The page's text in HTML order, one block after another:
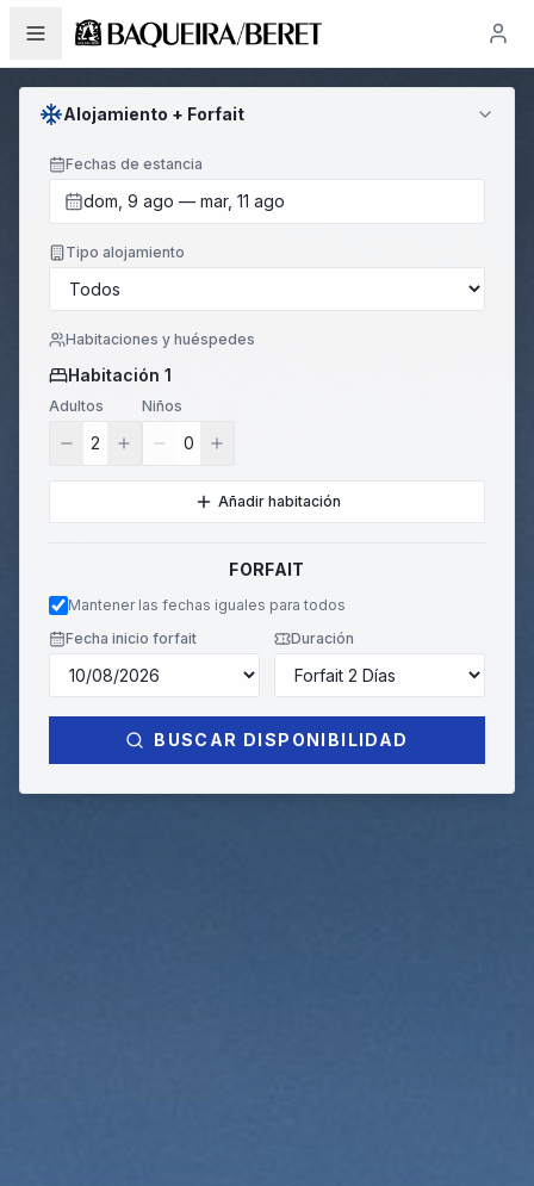
RESERVA BAQUEIRA
Alojamiento + Forfait
Fechas de estancia
dom, 9 ago — mar, 11 ago
Tipo alojamiento
Habitaciones y huéspedes
Habitación 1
Adultos
2
Niños
0
Añadir habitación
FORFAIT
Mantener las fechas iguales para todos
Fecha inicio forfait
Duración
BUSCAR DISPONIBILIDAD